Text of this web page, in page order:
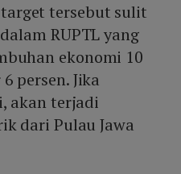
tersebut sulit
RUPTL yang
ekonomi 10
persen. Jika
akan terjadi
dari Pulau Jawa